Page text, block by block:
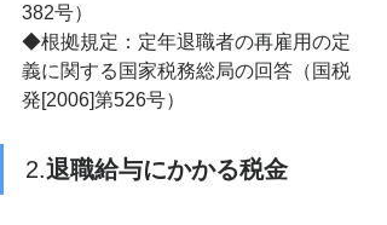
382号）
◆根拠規定：定年退職者の再雇用の定
義に関する国家税務総局の回答（国税
発[2006]第526号）
2.退職給与にかかる税金